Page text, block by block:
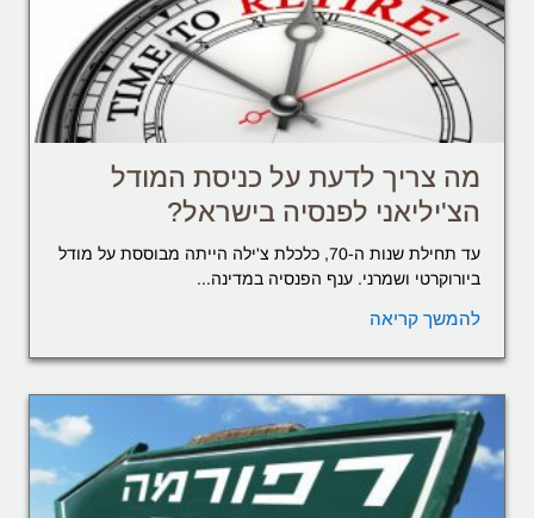
מה צריך לדעת על כניסת המודל
הצ'יליאני לפנסיה בישראל?
עד תחילת שנות ה-70, כלכלת צ'ילה הייתה מבוססת על מודל
ביורוקרטי ושמרני. ענף הפנסיה במדינה...
להמשך קריאה